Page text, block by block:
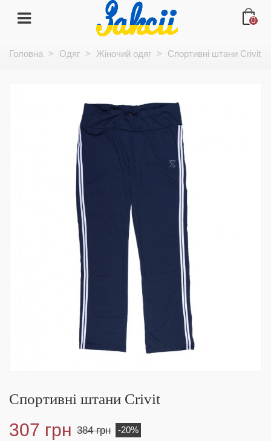
0
Головна > Одяг > Жіночий одяг > Спортивні штани Crivit
Спортивні штани Crivit
307 грн 384 грн -20%